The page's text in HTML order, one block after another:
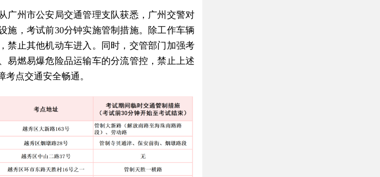
广州市公安局交通管理支队获悉，广州交警对
施，考试前30分钟实施管制措施。除工作车辆
禁止其他机动车进入。同时，交管部门加强考
易燃易爆危险品运输车的分流管控，禁止上述
点交通安全畅通。